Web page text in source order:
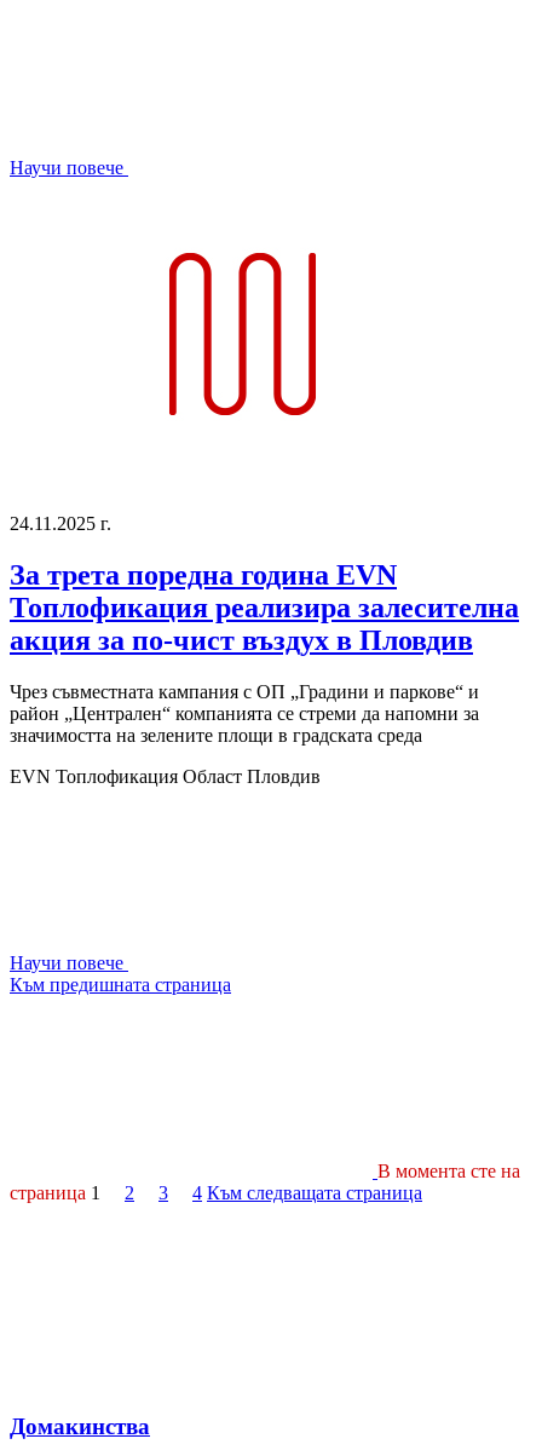
Научи повече
24.11.2025 г.
За трета поредна година EVN
Топлофикация реализира залесителна
акция за по-чист въздух в Пловдив
Чрез съвместната кампания с ОП „Градини и паркове“ и
район „Централен“ компанията се стреми да напомни за
значимостта на зелените площи в градската среда
EVN Топлофикация Област Пловдив
Научи повече
Към предишната страница
В момента сте на
страница 1 2 3 4 Към следващата страница
Домакинства